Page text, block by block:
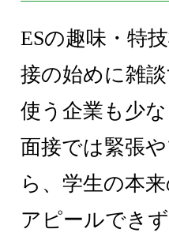
ESの趣味・特
接の始めに雑
使う企業も少
面接では緊張
ら、学生の本
アピールでき